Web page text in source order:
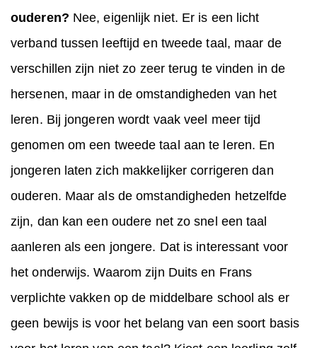
ouderen? Nee, eigenlijk niet. Er is een licht
verband tussen leeftijd en tweede taal, maar de
verschillen zijn niet zo zeer terug te vinden in de
hersenen, maar in de omstandigheden van het
leren. Bij jongeren wordt vaak veel meer tijd
genomen om een tweede taal aan te leren. En
jongeren laten zich makkelijker corrigeren dan
ouderen. Maar als de omstandigheden hetzelfde
zijn, dan kan een oudere net zo snel een taal
aanleren als een jongere. Dat is interessant voor
het onderwijs. Waarom zijn Duits en Frans
verplichte vakken op de middelbare school als er
geen bewijs is voor het belang van een soort basis